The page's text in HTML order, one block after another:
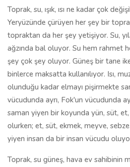
Toprak, su, ışık, ısı ne kadar çok
Yeryüzünde çürüyen her şey bir
topraktan da her şey yetişiyor. Su,
ağzında bal oluyor. Su hem rahmet
şey çok şey oluyor. Güneş bir tane
binlerce maksatta kullanılıyor. Isı,
olunduğu kadar elmayı pişirmekte
vücudunda ayrı, Fok'un vücudunda
saman yiyen bir koyunda yün, süt,
olurken; et, süt, ekmek, meyve,
yiyen insan da bir insan vücudu
Toprak, su güneş, hava ev sahibinin